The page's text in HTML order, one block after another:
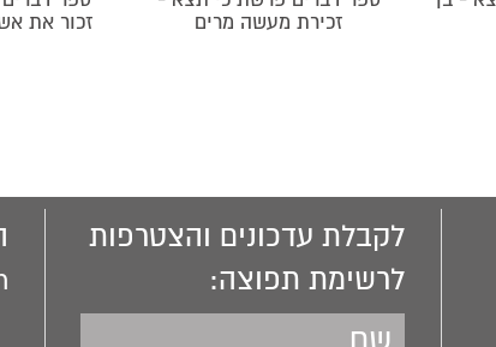
זכירת מעשה מרים
זכור את
לקבלת עדכונים והצטרפות
לרשימת תפוצה: